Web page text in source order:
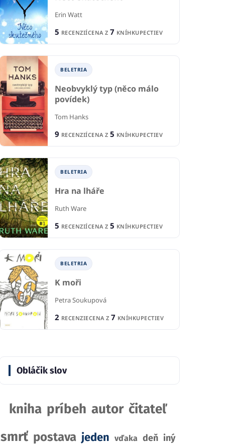
Erin Watt
5 RECENZIÍCENA Z 7 KNÍHKUPECTIEV
BELETRIA
Neobvyklý typ (něco málo
povídek)
Tom Hanks
9 RECENZIÍCENA Z 5 KNÍHKUPECTIEV
BELETRIA
Hra na lháře
Ruth Ware
5 RECENZIÍCENA Z 5 KNÍHKUPECTIEV
BELETRIA
K moři
Petra Soukupová
2 RECENZIECENA Z 7 KNÍHKUPECTIEV
Obláčik slov
kniha príbeh autor čitateľ
smrť postava jeden vďaka deň iný